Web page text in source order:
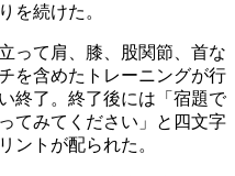
を続けた。
って肩、膝、股関節、首な
を含めたトレーニングが行
終了。終了後には「宿題で
てみてください」と四文字
ントが配られた。